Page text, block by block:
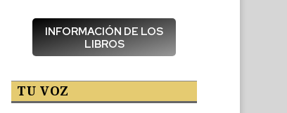
INFORMACIÓN DE LOS
LIBROS
TU VOZ